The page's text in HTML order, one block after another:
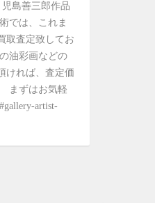
島善三郎作品
では、これま
取査定致してお
油彩画などの
ければ、査定価
まずはお気軽
artist-